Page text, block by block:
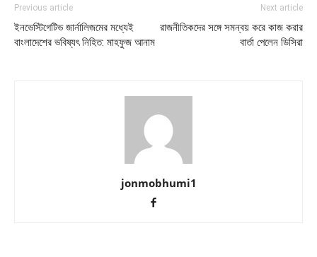
Previous article
ইনভেস্টিগেটিভ জার্নালিজমের মধ্যেই
বাংলাদেশের ভবিষ্যৎ নিহিত: মাহফুজ আনাম
Next article
রাজনীতিকদের সঙ্গে সমন্বয় করে কাজ করার
বার্তা পেলেন ডিসিরা
jonmobhumi1